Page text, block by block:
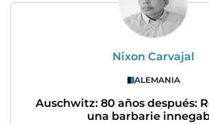
Nixon Carvajal
ALEMANIA
Auschwitz: 80 años después:
una barbarie